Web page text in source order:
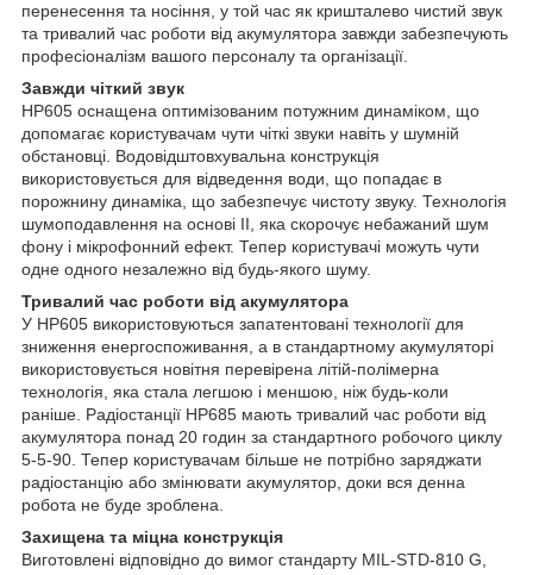
перенесення та носіння, у той час як кришталево чистий звук
та тривалий час роботи від акумулятора завжди забезпечують
професіоналізм вашого персоналу та організації.
Завжди чіткий звук
HP605 оснащена оптимізованим потужним динаміком, що
допомагає користувачам чути чіткі звуки навіть у шумній
обстановці. Водовідштовхувальна конструкція
використовується для відведення води, що попадає в
порожнину динаміка, що забезпечує чистоту звуку. Технологія
шумоподавлення на основі ІІ, яка скорочує небажаний шум
фону і мікрофонний ефект. Тепер користувачі можуть чути
одне одного незалежно від будь-якого шуму.
Тривалий час роботи від акумулятора
У HP605 використовуються запатентовані технології для
зниження енергоспоживання, а в стандартному акумуляторі
використовується новітня перевірена літій-полімерна
технологія, яка стала легшою і меншою, ніж будь-коли
раніше. Радіостанції HP685 мають тривалий час роботи від
акумулятора понад 20 годин за стандартного робочого циклу
5-5-90. Тепер користувачам більше не потрібно заряджати
радіостанцію або змінювати акумулятор, доки вся денна
робота не буде зроблена.
Захищена та міцна конструкція
Виготовлені відповідно до вимог стандарту MIL-STD-810 G,